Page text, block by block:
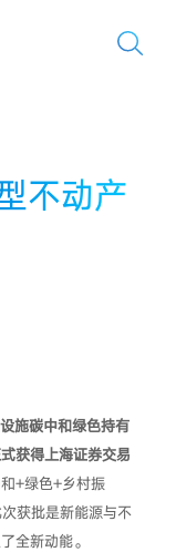
不动产
施碳中和绿色持有
获得上海证券交易
+绿色+乡村振
获批是新能源与不
全新动能。